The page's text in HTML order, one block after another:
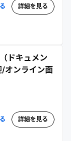
詳細を見る
ドキュメン
/オンライン面
詳細を見る